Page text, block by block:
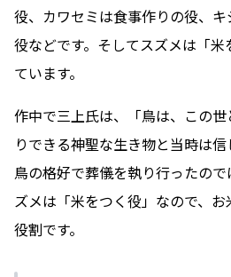
役、カワセミは食事作りの役、
役などです。そしてスズメは「
ています。
作中で三上氏は、「鳥は、この
りできる神聖な生き物と当時は
鳥の格好で葬儀を執り行ったの
ズメは「米をつく役」なので、
役割です。